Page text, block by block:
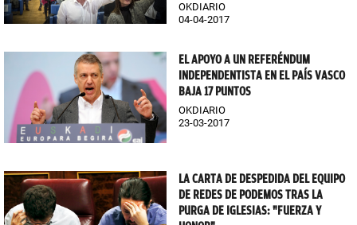
OKDIARIO
04-04-2017
EL APOYO A UN REFERÉNDUM
INDEPENDENTISTA EN EL PAÍS VASCO
BAJA 17 PUNTOS
OKDIARIO
23-03-2017
LA CARTA DE DESPEDIDA DEL EQUIPO
DE REDES DE PODEMOS TRAS LA
PURGA DE IGLESIAS: "FUERZA Y